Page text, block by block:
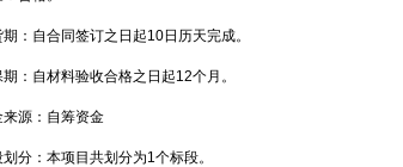
：自合同签订之日起10日历天完成。
：自材料验收合格之日起12个月。
源：自筹资金
分：本项目共划分为1个标段。